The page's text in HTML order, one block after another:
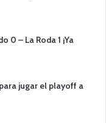
0 – La Roda 1 ¡Ya
jugar el playoff a